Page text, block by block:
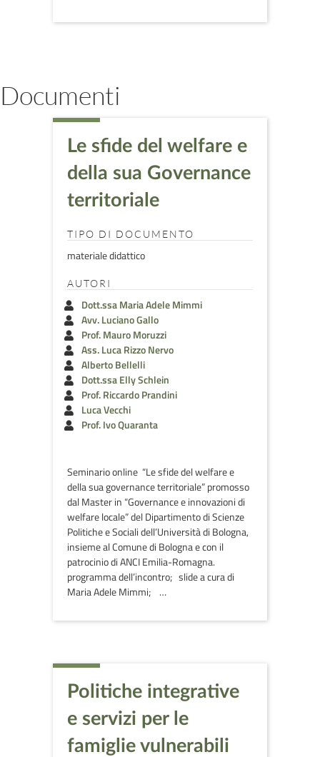
Documenti
Le sfide del welfare e
della sua Governance
territoriale
TIPO DI DOCUMENTO
materiale didattico
AUTORI
Dott.ssa Maria Adele Mimmi
Avv. Luciano Gallo
Prof. Mauro Moruzzi
Ass. Luca Rizzo Nervo
Alberto Bellelli
Dott.ssa Elly Schlein
Prof. Riccardo Prandini
Luca Vecchi
Prof. Ivo Quaranta
Seminario online “Le sfide del welfare e
della sua governance territoriale” promosso
dal Master in “Governance e innovazioni di
welfare locale” del Dipartimento di Scienze
Politiche e Sociali dell’Università di Bologna,
insieme al Comune di Bologna e con il
patrocinio di ANCI Emilia-Romagna.
programma dell’incontro; slide a cura di
Maria Adele Mimmi; …
Politiche integrative
e servizi per le
famiglie vulnerabili